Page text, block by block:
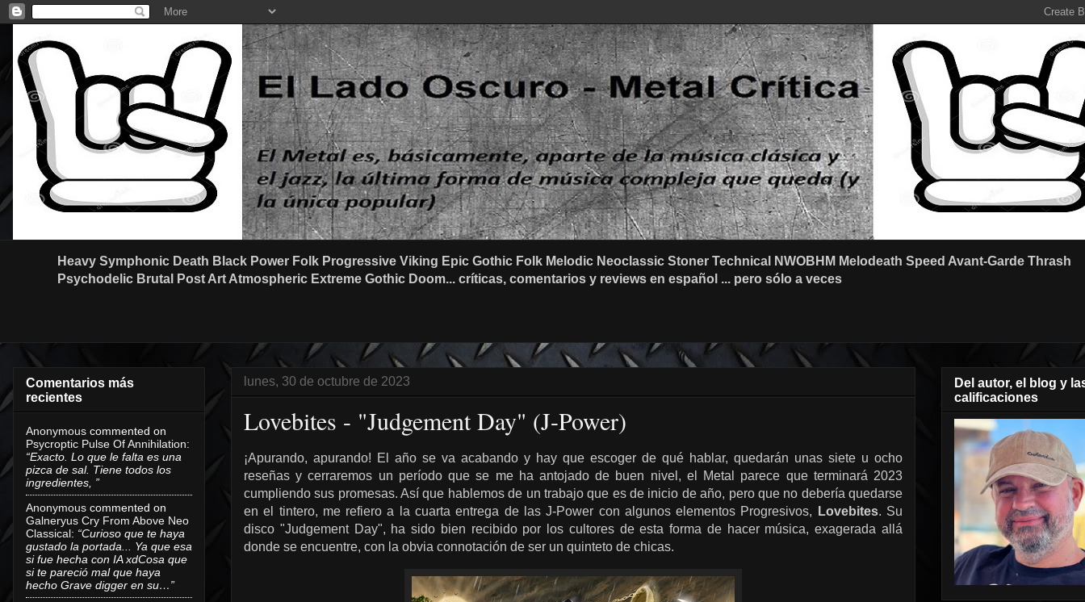
Heavy Symphonic Death Black Power Folk Progressive Viking Epic Gothic Folk Melodic Neoclassic Stoner Technical NWOBHM Melodeath Speed Avant-Garde Thrash
Psychodelic Brutal Post Art Atmospheric Extreme Gothic Doom... críticas, comentarios y reviews en español ... pero sólo a veces
lunes, 30 de octubre de 2023
Lovebites - "Judgement Day" (J-Power)
¡Apurando, apurando! El año se va acabando y hay que escoger de qué hablar, quedarán unas siete u ocho
reseñas y cerraremos un período que se me ha antojado de buen nivel, el Metal parece que terminará 2023
cumpliendo sus promesas. Así que hablemos de un trabajo que es de inicio de año, pero que no debería quedarse
en el tintero, me refiero a la cuarta entrega de las J-Power con algunos elementos Progresivos,
Lovebites. Su
disco "Judgement Day", ha sido bien recibido por los cultores de esta forma de hacer música, exagerada allá
donde se encuentre, con la obvia connotación de ser un quinteto de chicas.
Comentarios más
recientes
Anonymous commented on
Psycroptic Pulse Of Annihilation:
“Exacto. Lo que le falta es una
pizca de sal. Tiene todos los
ingredientes, ”
Anonymous commented on
Galneryus Cry From Above Neo
Classical: “Curioso que te haya
gustado la portada... Ya que esa
si fue hecha con IA xdCosa que
si te pareció mal que haya
hecho Grave digger en su…”
Del autor, el blog y
calificaciones